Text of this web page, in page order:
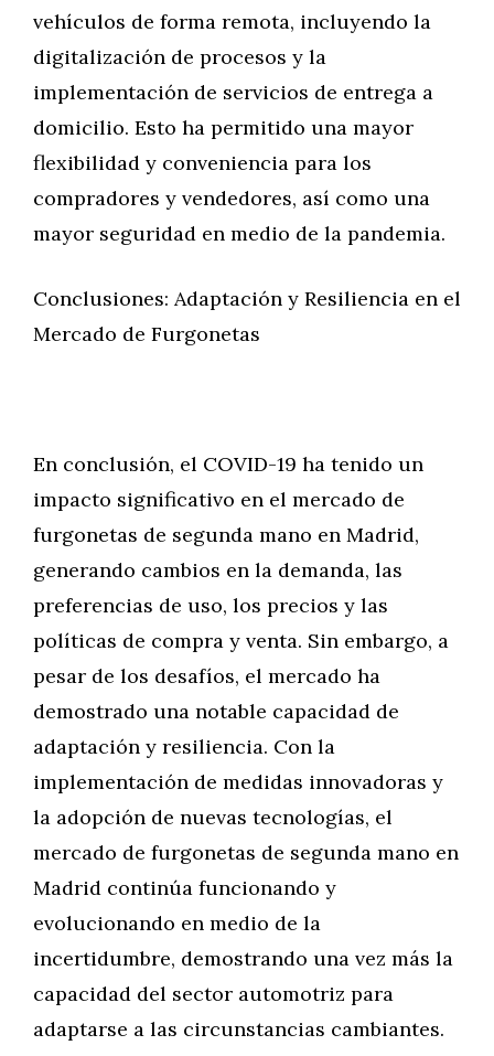
vehículos de forma remota, incluyendo la
digitalización de procesos y la
implementación de servicios de entrega a
domicilio. Esto ha permitido una mayor
flexibilidad y conveniencia para los
compradores y vendedores, así como una
mayor seguridad en medio de la pandemia.
Conclusiones: Adaptación y Resiliencia en el
Mercado de Furgonetas
En conclusión, el COVID-19 ha tenido un
impacto significativo en el mercado de
furgonetas de segunda mano en Madrid,
generando cambios en la demanda, las
preferencias de uso, los precios y las
políticas de compra y venta. Sin embargo, a
pesar de los desafíos, el mercado ha
demostrado una notable capacidad de
adaptación y resiliencia. Con la
implementación de medidas innovadoras y
la adopción de nuevas tecnologías, el
mercado de furgonetas de segunda mano en
Madrid continúa funcionando y
evolucionando en medio de la
incertidumbre, demostrando una vez más la
capacidad del sector automotriz para
adaptarse a las circunstancias cambiantes.